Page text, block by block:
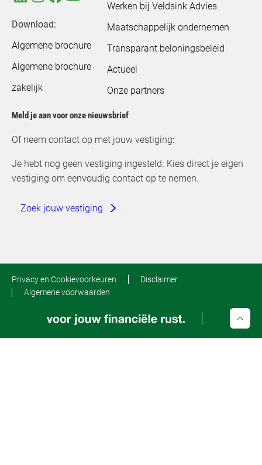
Download:
Algemene brochure
Algemene brochure
zakelijk
Werken bij Veldsink Advies
Maatschappelijk ondernemen
Transparant beloningsbeleid
Actueel
Onze partners
Meld je aan voor onze nieuwsbrief
Of neem contact op met jouw vestiging:
Je hebt nog geen vestiging ingesteld. Kies direct je eigen
vestiging om eenvoudig contact op te nemen.
Zoek jouw vestiging
Privacy en Cookievoorkeuren
Disclaimer
Algemene voorwaarden